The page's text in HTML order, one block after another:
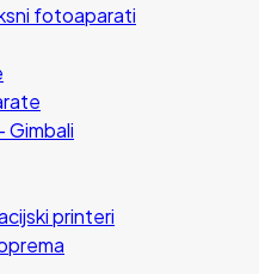
fotoaparati
Gimbali
printeri